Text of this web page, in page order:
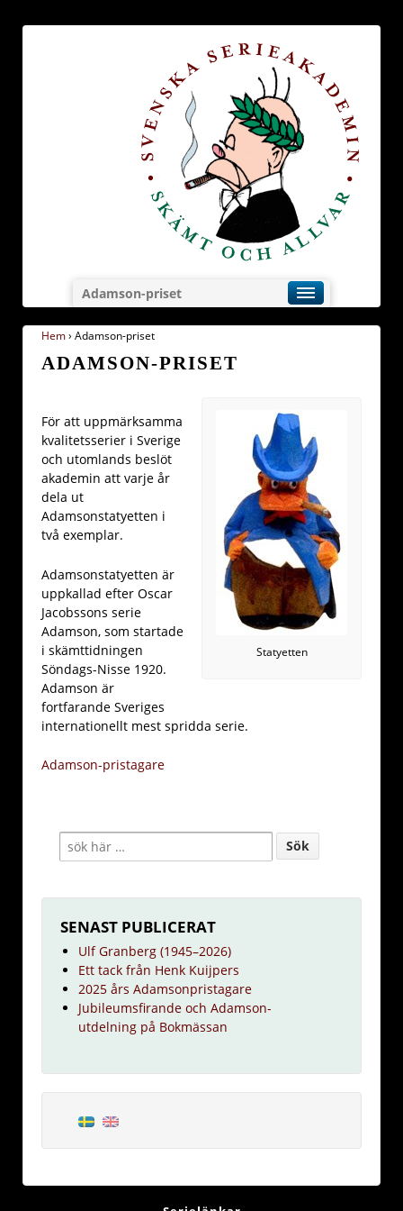
Adamson-priset
Hem› Adamson-priset
ADAMSON-PRISET
Statyetten
För att uppmärksamma
kvalitetsserier i Sverige
och utomlands beslöt
akademin att varje år
dela ut
Adamsonstatyetten i
två exemplar.
Adamsonstatyetten är
uppkallad efter Oscar
Jacobssons serie
Adamson, som startade
i skämttidningen
Söndags-Nisse 1920.
Adamson är
fortfarande Sveriges
internationellt mest spridda serie.
Adamson-pristagare
SENAST PUBLICERAT
Ulf Granberg (1945–2026)
Ett tack från Henk Kuijpers
2025 års Adamsonpristagare
Jubileumsfirande och Adamson-
utdelning på Bokmässan